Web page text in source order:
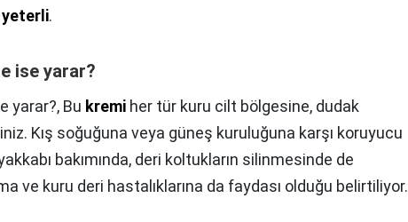
yeterli.
ise yarar?
yarar?, Bu kremi her tür kuru cilt bölgesine, dudak
Kış soğuğuna veya güneş kuruluğuna karşı koruyucu
bakımında, deri koltukların silinmesinde de
ve kuru deri hastalıklarına da faydası olduğu belirtiliyor.